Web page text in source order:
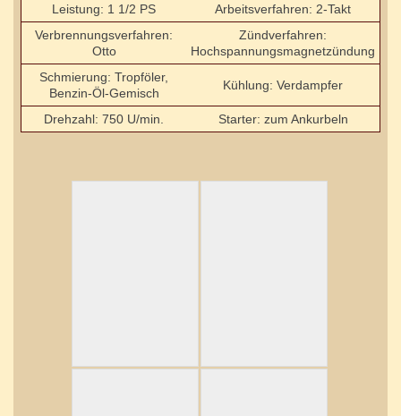
Leistung: 1 1/2 PS
Arbeitsverfahren: 2-Takt
Verbrennungsverfahren:
Otto
Zündverfahren:
Hochspannungsmagnetzündung
Schmierung: Tropföler,
Benzin-Öl-Gemisch
Kühlung: Verdampfer
Drehzahl: 750 U/min. Starter: zum Ankurbeln